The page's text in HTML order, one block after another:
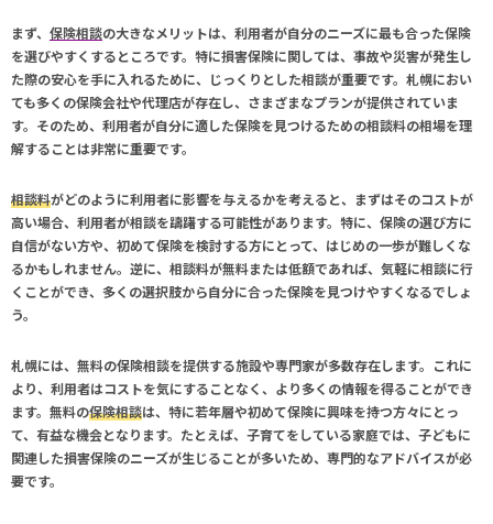
まず、 保険相談の大きなメリットは、利用者が自分のニーズに最も合った保険
を選びやすくするところです。特に損害保険に関しては、事故や災害が発生し
た際の安心を手に入れるために、じっくりとした相談が重要です。札幌におい
ても多くの保険会社や代理店が存在し、さまざまなプランが提供されていま
す。そのため、利用者が自分に適した保険を見つけるための相談料の相場を理
解することは非常に重要です。
相談料がどのように利用者に影響を与えるかを考えると、まずはそのコストが
高い場合、利用者が相談を躊躇する可能性があります。特に、保険の選び方に
自信がない方や、初めて保険を検討する方にとって、はじめの一歩が難しくな
るかもしれません。逆に、 相談料が無料または低額であれば、気軽に相談に行
くことができ、多くの選択肢から自分に合った保険を見つけやすくなるでしょ
う。
札幌には、無料の保険相談を提供する施設や専門家が多数存在します。これに
より、利用者はコストを気にすることなく、より多くの情報を得ることができ
ます。無料の保険相談は、特に若年層や初めて保険に興味を持つ方々にとっ
て、有益な機会となります。たとえば、子育てをしている家庭では、子どもに
関連した損害保険のニーズが生じることが多いため、専門的なアドバイスが必
要です。